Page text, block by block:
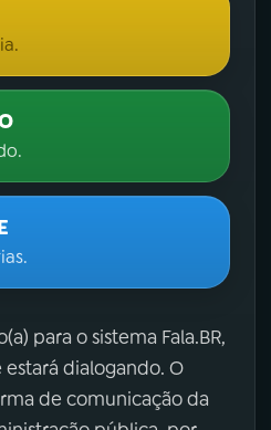
para o sistema Fala.BR,
estará dialogando. O
de comunicação da